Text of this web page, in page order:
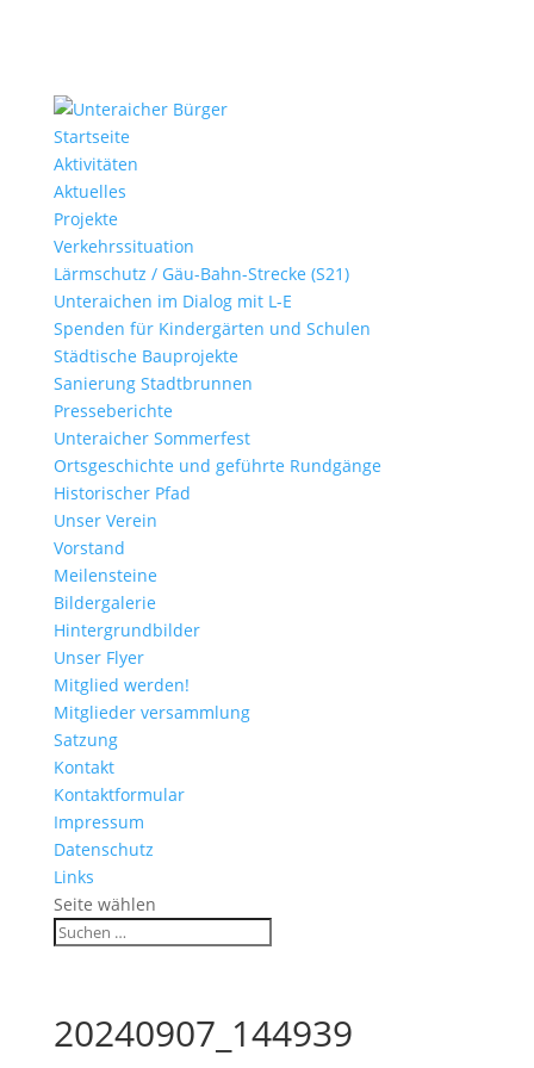
Startseite
Aktivitäten
Aktuelles
Projekte
Verkehrssituation
Lärmschutz / Gäu-Bahn-Strecke (S21)
Unteraichen im Dialog mit L-E
Spenden für Kindergärten und Schulen
Städtische Bauprojekte
Sanierung Stadtbrunnen
Presseberichte
Unteraicher Sommerfest
Ortsgeschichte und geführte Rundgänge
Historischer Pfad
Unser Verein
Vorstand
Meilensteine
Bildergalerie
Hintergrundbilder
Unser Flyer
Mitglied werden!
Mitglieder versammlung
Satzung
Kontakt
Kontaktformular
Impressum
Datenschutz
Links
Seite wählen
20240907_144939